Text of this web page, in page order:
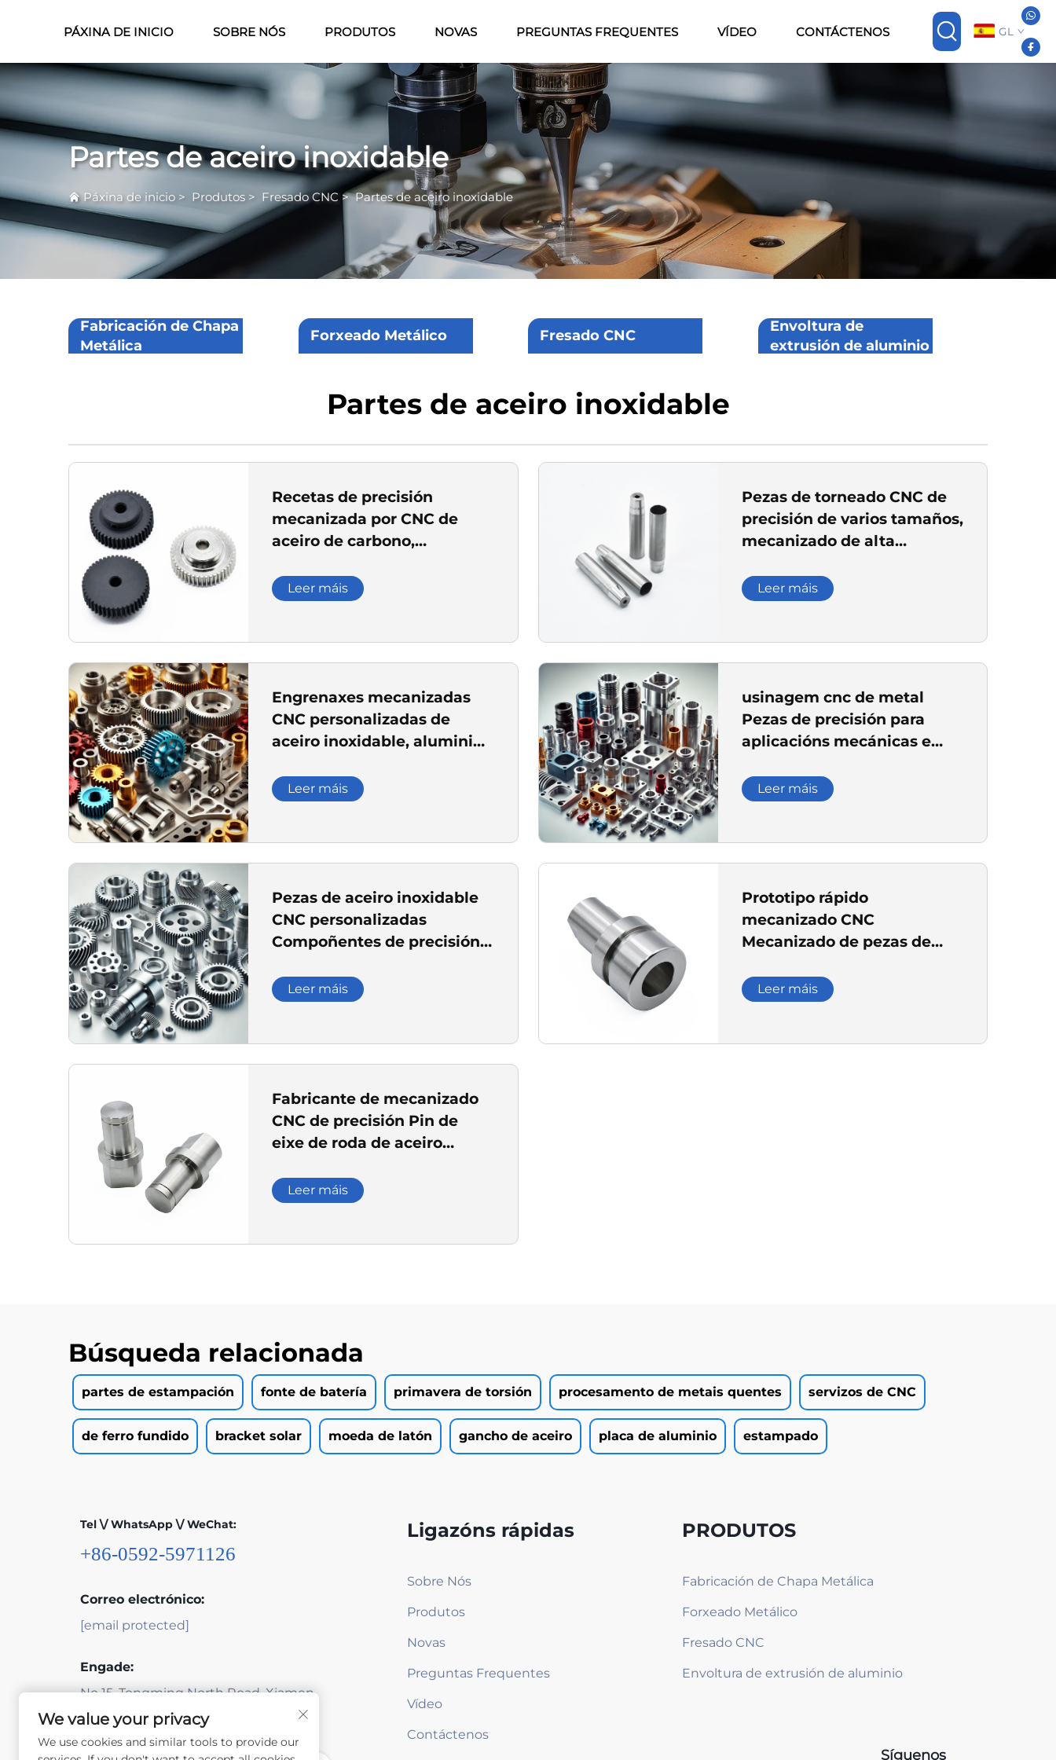
PÁXINA DE INICIO SOBRE NÓS PRODUTOS NOVAS PREGUNTAS FREQUENTES VÍDEO CONTÁCTENOS GL
Partes de aceiro inoxidable
Páxina de inicio > Produtos > Fresado CNC >Partes de aceiro inoxidable
Fabricación de Chapa
Metálica
Forxeado Metálico Fresado CNC
Envoltura de
extrusión de aluminio
Partes de aceiro inoxidable
Recetas de precisión
mecanizada por CNC de
aceiro de carbono,
transmisión de engrenaxes
Leer máis
Pezas de torneado CNC de
precisión de varios tamaños,
mecanizado de alta
inoxidable
Leer máis
Engrenaxes mecanizadas
CNC personalizadas de
aceiro inoxidable, aluminio,
carbono para sistemas de
transmisión
Leer máis
usinagem cnc de metal
Pezas de precisión para
aplicacións mecánicas e
Leer máis
Pezas de aceiro inoxidable
CNC personalizadas
Compoñentes de precisión
Leer máis
Prototipo rápido
mecanizado CNC
Mecanizado de pezas de
inoxidable
Leer máis
Fabricante de mecanizado
CNC de precisión Pin de
eixe de roda de aceiro
Leer máis
Búsqueda relacionada
partes de estampación fonte de batería primavera de torsión procesamento de metais quentes servizos de CNC
de ferro fundido bracket solar moeda de latón gancho de aceiro placa de aluminio estampado
Tel \/ WhatsApp \/ WeChat:
+86-0592-5971126
Correo electrónico:
[email protected]
Engade:
No 15, Tongming North Road, Xiamen,
Fujian, China
Ligazóns rápidas
Sobre Nós
Produtos
Novas
Preguntas Frequentes
Vídeo
Contáctenos
PRODUTOS
Fabricación de Chapa Metálica
Forxeado Metálico
Fresado CNC
Envoltura de extrusión de aluminio
Síguenos
We value your privacy
We use cookies and similar tools to provide our